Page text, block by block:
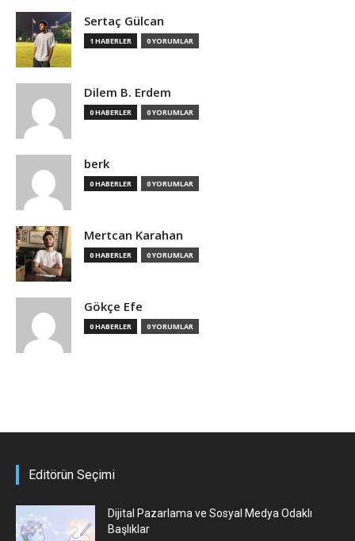
Sertaç Gülcan
1 HABERLER 0 YORUMLAR
Dilem B. Erdem
0 HABERLER 0 YORUMLAR
berk
0 HABERLER 0 YORUMLAR
Mertcan Karahan
0 HABERLER 0 YORUMLAR
Gökçe Efe
0 HABERLER 0 YORUMLAR
Editörün Seçimi
Dijital Pazarlama ve Sosyal Medya Odaklı
Başlıklar